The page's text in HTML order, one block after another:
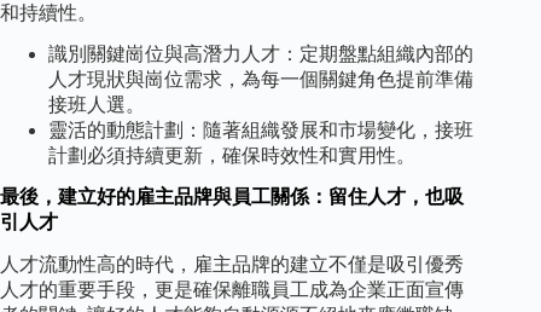
和持續性。
識別關鍵崗位與高潛力人才：定期盤點組織內部的
人才現狀與崗位需求，為每一個關鍵角色提前準備
接班人選。
靈活的動態計劃：隨著組織發展和市場變化，接班
計劃必須持續更新，確保時效性和實用性。
最後，建立好的雇主品牌與員工關係：留住人才，也吸
引人才
人才流動性高的時代，雇主品牌的建立不僅是吸引優秀
人才的重要手段，更是確保離職員工成為企業正面宣傳